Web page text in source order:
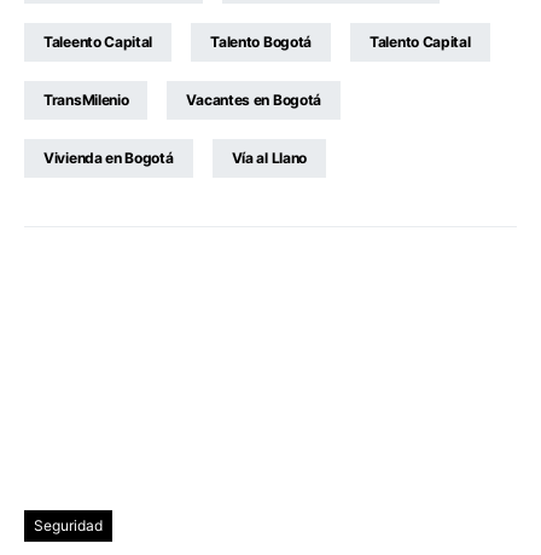
Taleento Capital Talento Bogotá Talento Capital
TransMilenio Vacantes en Bogotá
Vivienda en Bogotá Vía al Llano
Seguridad